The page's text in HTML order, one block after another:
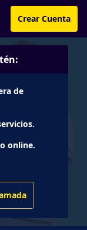
Crear Cuenta
de
online.